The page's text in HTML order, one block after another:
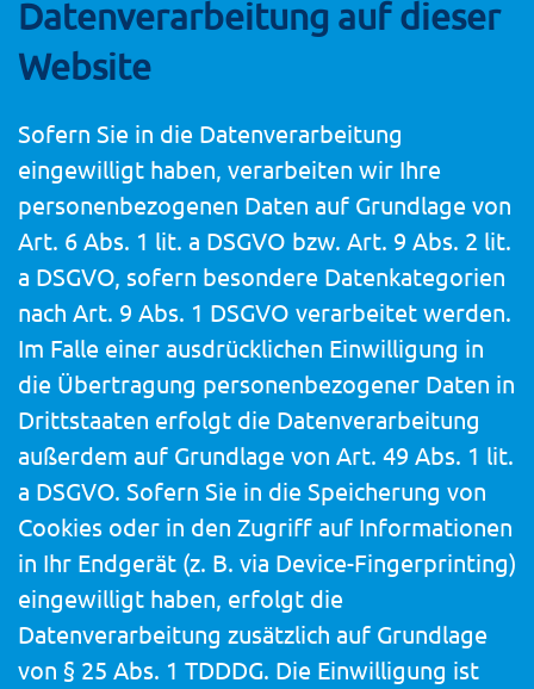
Datenverarbeitung auf dieser
Website
Sofern Sie in die Datenverarbeitung
eingewilligt haben, verarbeiten wir Ihre
personenbezogenen Daten auf Grundlage von
Art. 6 Abs. 1 lit. a DSGVO bzw. Art. 9 Abs. 2 lit.
a DSGVO, sofern besondere Datenkategorien
nach Art. 9 Abs. 1 DSGVO verarbeitet werden.
Im Falle einer ausdrücklichen Einwilligung in
die Übertragung personenbezogener Daten in
Drittstaaten erfolgt die Datenverarbeitung
außerdem auf Grundlage von Art. 49 Abs. 1 lit.
a DSGVO. Sofern Sie in die Speicherung von
Cookies oder in den Zugriff auf Informationen
in Ihr Endgerät (z. B. via Device-Fingerprinting)
eingewilligt haben, erfolgt die
Datenverarbeitung zusätzlich auf Grundlage
von § 25 Abs. 1 TDDDG. Die Einwilligung ist